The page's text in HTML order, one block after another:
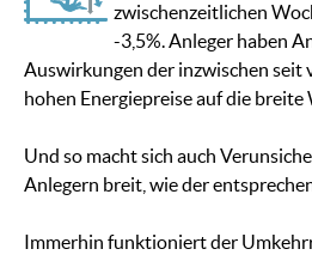
zwischenzeitlichen
-3,5%. Anleger haben
Auswirkungen der inzwischen
hohen Energiepreise auf die
Und so macht sich auch
Anlegern breit, wie der
Immerhin funktioniert der